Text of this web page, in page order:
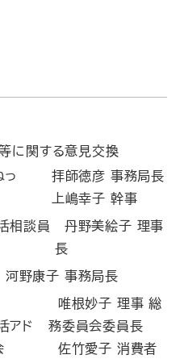
に関する意見交換
拝師徳彦 事務局長
上嶋幸子 幹事
相談員
丹野美絵子 理事
長
河野康子 事務局長
アド
唯根妙子 理事 総
務委員会委員長
佐竹愛子 消費者